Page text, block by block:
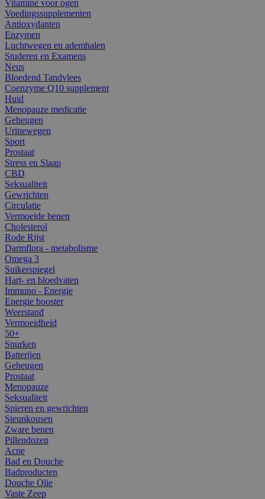
Vitamine voor ogen
Voedingssupplementen
Antioxydanten
Enzymen
Luchtwegen en ademhalen
Studeren en Examens
Neus
Bloedend Tandvlees
Coenzyme Q10 supplement
Huid
Menopauze medicatie
Geheugen
Urinewegen
Sport
Prostaat
Stress en Slaap
CBD
Seksualiteit
Gewrichten
Circulatie
Vermoeide benen
Cholesterol
Rode Rijst
Darmflora - metabolisme
Omega 3
Suikerspiegel
Hart- en bloedvaten
Immuno - Energie
Energie booster
Weerstand
Vermoeidheid
50+
Snurken
Batterijen
Geheugen
Prostaat
Menopauze
Seksualiteit
Spieren en gewrichten
Steunkousen
Zware benen
Pillendozen
Acne
Bad en Douche
Badproducten
Douche Olie
Vaste Zeep